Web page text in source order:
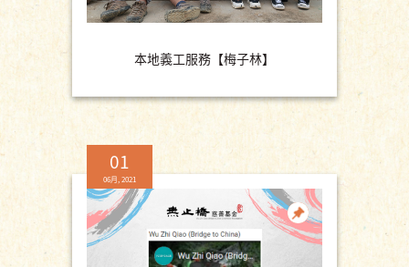
本地義工服務【梅子林】
01
06月, 2021